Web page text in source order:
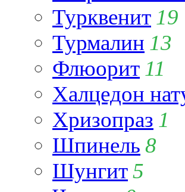
Турквенит 19
Турмалин 13
Флюорит 11
Халцедон
Хризопраз 1
Шпинель 8
Шунгит5